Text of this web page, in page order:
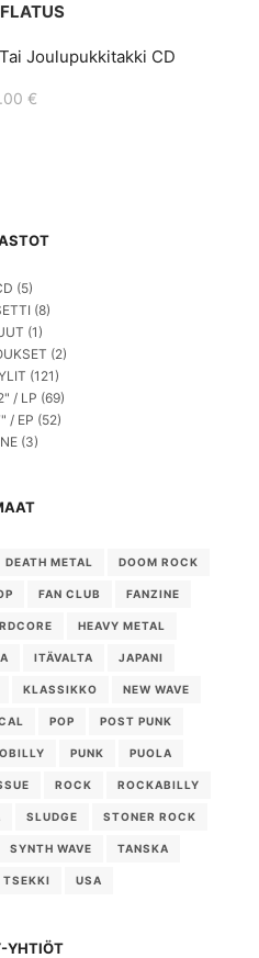
Joulupukkitakki CD
€
(5)
(8)
(1)
(2)
(121)
/ LP (69)
/ EP (52)
(3)
DEATH METAL DOOM ROCK
FAN CLUB FANZINE
HEAVY METAL
ITÄVALTA JAPANI
KLASSIKKO NEW WAVE
POP POST PUNK
PUNK PUOLA
ROCK ROCKABILLY
SLUDGE STONER ROCK
SYNTH WAVE TANSKA
TSEKKI USA
YHTIÖT